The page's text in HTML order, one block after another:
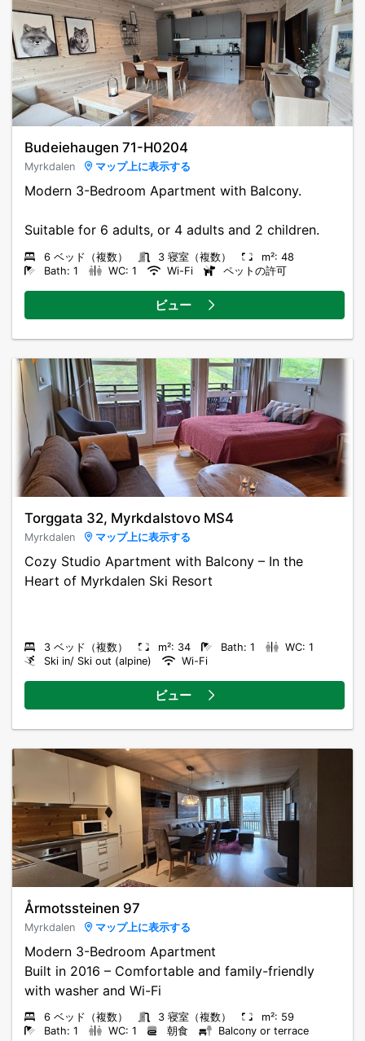
Budeiehaugen 71-H0204
Myrkdalen マップ上に表示する
Modern 3-Bedroom Apartment with Balcony.
Suitable for 6 adults, or 4 adults and 2 children.
6 ベッド（複数） 3 寝室（複数）
m²: 48
Bath: 1
WC: 1 Wi-Fi ペットの許可
ビュー
Torggata 32, Myrkdalstovo MS4
Myrkdalen マップ上に表示する
Cozy Studio Apartment with Balcony – In the
Heart of Myrkdalen Ski Resort
3 ベッド（複数） m²: 34 Bath: 1
WC: 1
Ski in/ Ski out (alpine)
Wi-Fi
ビュー
Årmotssteinen 97
Myrkdalen マップ上に表示する
Modern 3-Bedroom Apartment
Built in 2016 – Comfortable and family-friendly
with washer and Wi-Fi
6 ベッド（複数） 3 寝室（複数）
m²: 59
Bath: 1
WC: 1 朝食 Balcony or terrace